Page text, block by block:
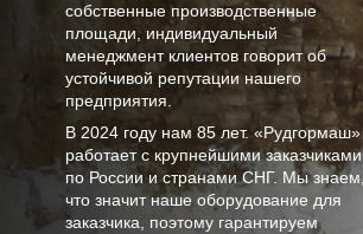
собственные производственные
площади, индивидуальный
менеджмент клиентов говорит об
устойчивой репутации нашего
предприятия.
В 2024 году нам 85 лет. «Рудгормаш»
работает с крупнейшими заказчиками
по России и странами СНГ. Мы знаем,
что значит наше оборудование для
заказчика, поэтому гарантируем